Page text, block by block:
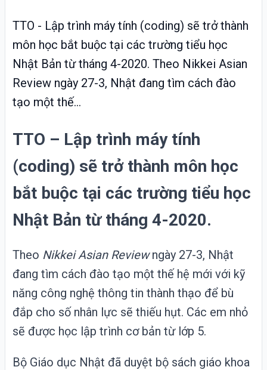
TTO - Lập trình máy tính (coding) sẽ trở thành
môn học bắt buộc tại các trường tiểu học
Nhật Bản từ tháng 4-2020. Theo Nikkei Asian
Review ngày 27-3, Nhật đang tìm cách đào
tạo một thế...
TTO – Lập trình máy tính
(coding) sẽ trở thành môn học
bắt buộc tại các trường tiểu học
Nhật Bản từ tháng 4-2020.
Theo Nikkei Asian Reviewngày 27-3, Nhật
đang tìm cách đào tạo một thế hệ mới với kỹ
năng công nghệ thông tin thành thạo để bù
đắp cho số nhân lực sẽ thiếu hụt. Các em nhỏ
sẽ được học lập trình cơ bản từ lớp 5.
Bộ Giáo dục Nhật đã duyệt bộ sách giáo khoa